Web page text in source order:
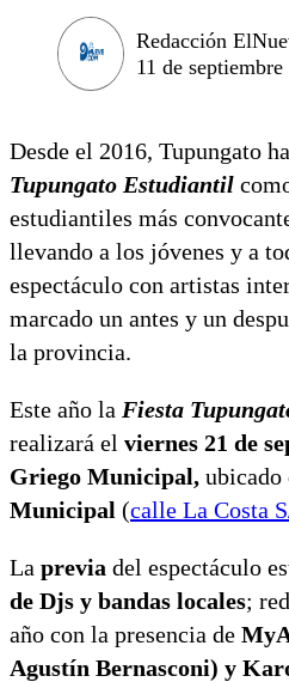
Redacción
11 de
Desde el 2016, Tupungato
Tupungato Estudiantil
estudiantiles más
llevando a los jóvenes y a
espectáculo con artistas
marcado un antes y un
la provincia.
Este año la Fiesta
realizará el viernes 21 de
Griego Municipal, ubicado
Municipal (calle La Costa
La previa del espectáculo
de Djs y bandas locales;
año con la presencia de
Agustín Bernasconi) y